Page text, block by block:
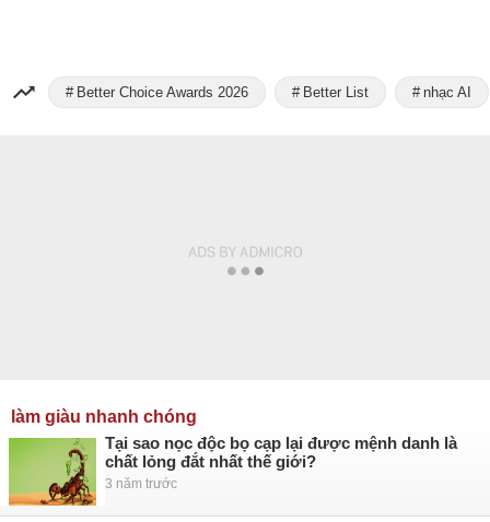
Better Choice Awards 2026 Better List nhạc AI
làm giàu nhanh chóng
Tại sao nọc độc bọ cạp lại được mệnh danh là
chất lỏng đắt nhất thế giới?
3 năm trước